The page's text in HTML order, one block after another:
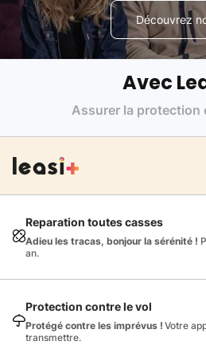
Découvrez
Avec
Assurer la protection
Reparation toutes casses
Adieu les tracas, bonjour la sérénité !
an.
Protection contre le vol
Protégé contre les imprévus ! Votre
transmettre.